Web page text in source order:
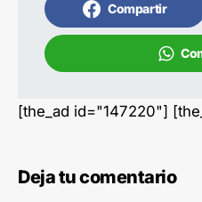
Compartir
[the_ad id="147220"]
Deja tu comentario